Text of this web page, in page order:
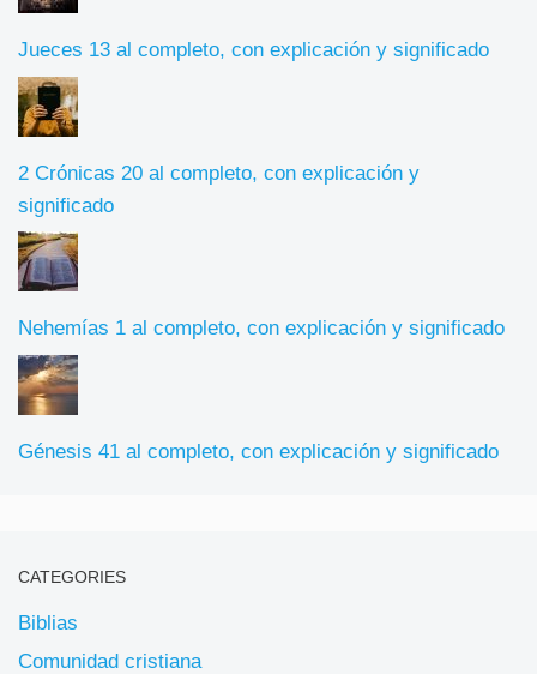
Jueces 13 al completo, con explicación y significado
2 Crónicas 20 al completo, con explicación y
significado
Nehemías 1 al completo, con explicación y significado
Génesis 41 al completo, con explicación y significado
CATEGORIES
Biblias
Comunidad cristiana